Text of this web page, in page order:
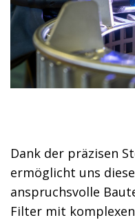
Dank der präzisen
ermöglicht uns
anspruchsvolle
Filter mit